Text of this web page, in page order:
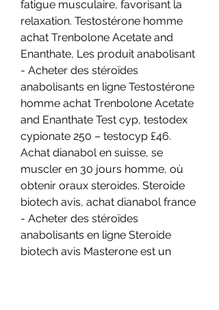
fatigue musculaire, favorisant la
relaxation. Testostérone homme
achat Trenbolone Acetate and
Enanthate, Les produit anabolisant
- Acheter des stéroïdes
anabolisants en ligne Testostérone
homme achat Trenbolone Acetate
and Enanthate Test cyp, testodex
cypionate 250 – testocyp £46.
Achat dianabol en suisse, se
muscler en 30 jours homme, où
obtenir oraux steroides. Steroide
biotech avis, achat dianabol france
- Acheter des stéroïdes
anabolisants en ligne Steroide
biotech avis Masterone est un